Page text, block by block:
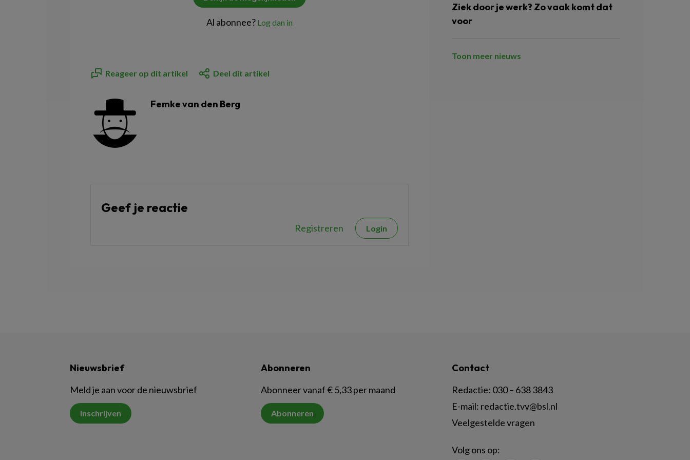
Al abonnee? Log dan in
Reageer op dit artikel Deel dit artikel
Femke van den Berg
Geef je reactie
Registreren Login
Ziek door je werk? Zo vaak komt dat
voor
Toon meer nieuws
Nieuwsbrief
Meld je aan voor de nieuwsbrief
Inschrijven
Abonneren
Abonneer vanaf € 5,33 per maand
Abonneren
Contact
Redactie: 030 – 638 3843
E-mail: redactie.tvv@bsl.nl
Veelgestelde vragen
Volg ons op: